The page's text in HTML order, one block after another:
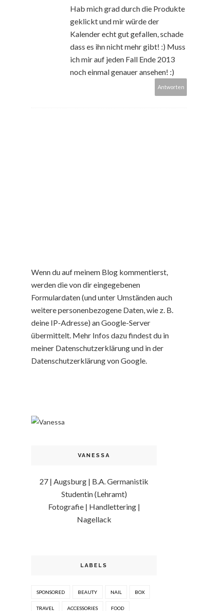
Hab mich grad durch die Produkte
geklickt und mir würde der
Kalender echt gut gefallen, schade
dass es ihn nicht mehr gibt! :) Muss
ich mir auf jeden Fall Ende 2013
noch einmal genauer ansehen! :)
Antworten
Wenn du auf meinem Blog kommentierst,
werden die von dir eingegebenen
Formulardaten (und unter Umständen auch
weitere personenbezogene Daten, wie z. B.
deine IP-Adresse) an Google-Server
übermittelt. Mehr Infos dazu findest du in
meiner Datenschutzerklärung und in der
Datenschutzerklärung von Google.
VANESSA
27 | Augsburg | B.A. Germanistik
Studentin (Lehramt)
Fotografie | Handlettering |
Nagellack
LABELS
SPONSORED BEAUTY NAIL BOX
TRAVEL ACCESSORIES FOOD